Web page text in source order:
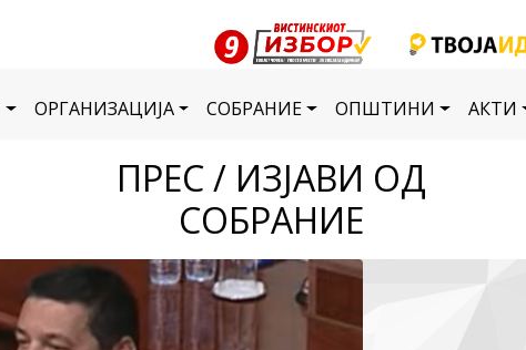
ОРГАНИЗАЦИЈА СОБРАНИЕ ОПШТИНИ АКТИ
ПРЕС / ИЗЈАВИ ОД
СОБРАНИЕ